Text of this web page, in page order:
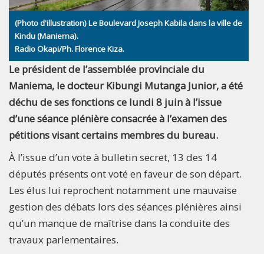
(Photo d'illustration) Le Boulevard Joseph Kabila dans la ville de
Kindu (Maniema).
Radio Okapi/Ph. Florence Kiza.
Le président de l’assemblée provinciale du
Maniema, le docteur Kibungi Mutanga Junior, a été
déchu de ses fonctions ce lundi 8 juin à l’issue
d’une séance plénière consacrée à l’examen des
pétitions visant certains membres du bureau.
À l’issue d’un vote à bulletin secret, 13 des 14
députés présents ont voté en faveur de son départ.
Les élus lui reprochent notamment une mauvaise
gestion des débats lors des séances plénières ainsi
qu’un manque de maîtrise dans la conduite des
travaux parlementaires.